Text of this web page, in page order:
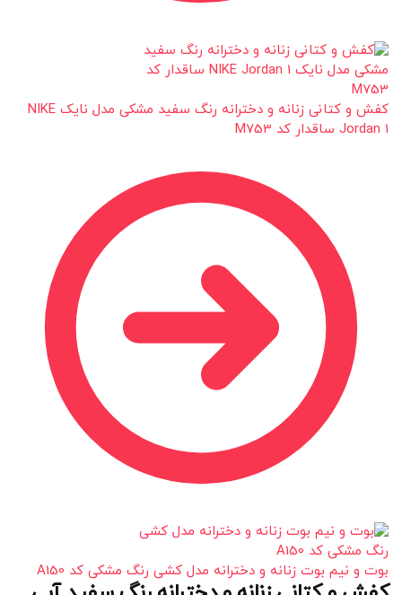
کفش و کتانی زنانه و دخترانه رنگ سفید مشکی مدل نایک NIKE
Jordan 1 ساقدار کد M753
بوت و نیم بوت زنانه و دخترانه مدل کشی رنگ مشکی کد A150